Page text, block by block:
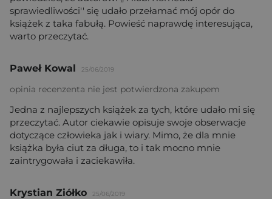
sprawiedliwości'' się udało przełamać mój opór do
książek z taka fabułą. Powieść naprawdę interesująca,
warto przeczytać.
Paweł Kowal 25/06/2019
opinia recenzenta nie jest potwierdzona zakupem
Jedna z najlepszych książek za tych, które udało mi się
przeczytać. Autor ciekawie opisuje swoje obserwacje
dotyczące człowieka jak i wiary. Mimo, że dla mnie
książka była ciut za długa, to i tak mocno mnie
zaintrygowała i zaciekawiła.
Krystian Ziółko 25/06/2019